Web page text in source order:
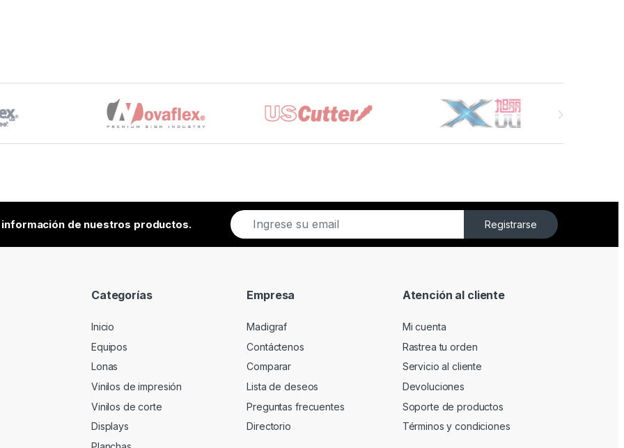
de nuestros productos.
E
m
a
Registrarse
Categorías
Inicio
Equipos
Lonas
Vinilos de impresión
Vinilos de corte
Displays
Empresa
Madigraf
Contáctenos
Comparar
Lista de deseos
Preguntas frecuentes
Directorio
Atención al cliente
Mi cuenta
Rastrea tu orden
Servicio al cliente
Devoluciones
Soporte de productos
Términos y condiciones